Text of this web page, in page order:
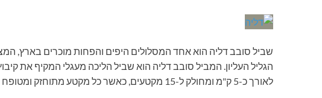
שביל סובב דליה הוא אחד המסלולים היפים והפחות מוכרים בארץ,
הגליל העליון. המביל סובב דליה הוא שביל הליכה מעגלי המקיף את
לאורך כ-5 ק"מ ומחולק ל-15 מקטעים, כאשר כל מקטע מתוחזק ומטופח על ידי משפחה מהקיבוץ לאורך כל השנה.